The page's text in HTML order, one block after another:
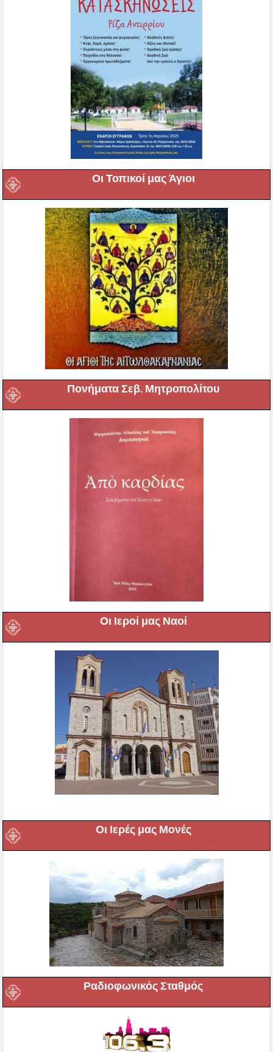
Οι Τοπικοί μας Άγιοι
Πονήματα Σεβ. Μητροπολίτου
Οι Ιεροί μας Ναοί
Οι Ιερές μας Μονές
Ραδιοφωνικός Σταθμός